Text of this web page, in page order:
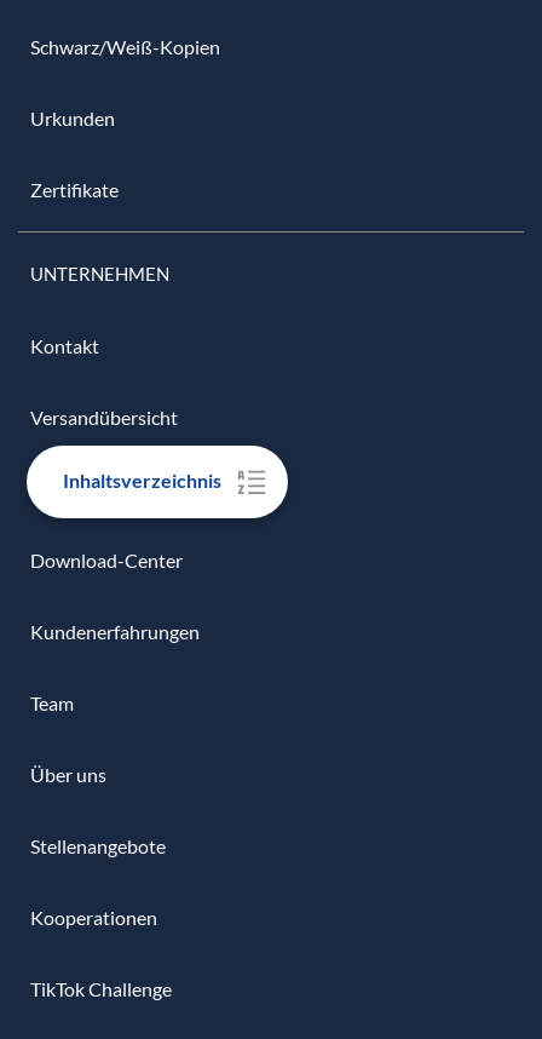
Inhaltsverzeichnis
Schwarz/Weiß-Kopien
Urkunden
Zertifikate
UNTERNEHMEN
Kontakt
Versandübersicht
Zahlungsarten
Download-Center
Kundenerfahrungen
Team
Über uns
Stellenangebote
Kooperationen
TikTok Challenge